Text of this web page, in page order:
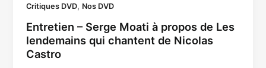
Critiques DVD, Nos DVD
Entretien – Serge Moati à propos de Les
lendemains qui chantent de Nicolas
Castro